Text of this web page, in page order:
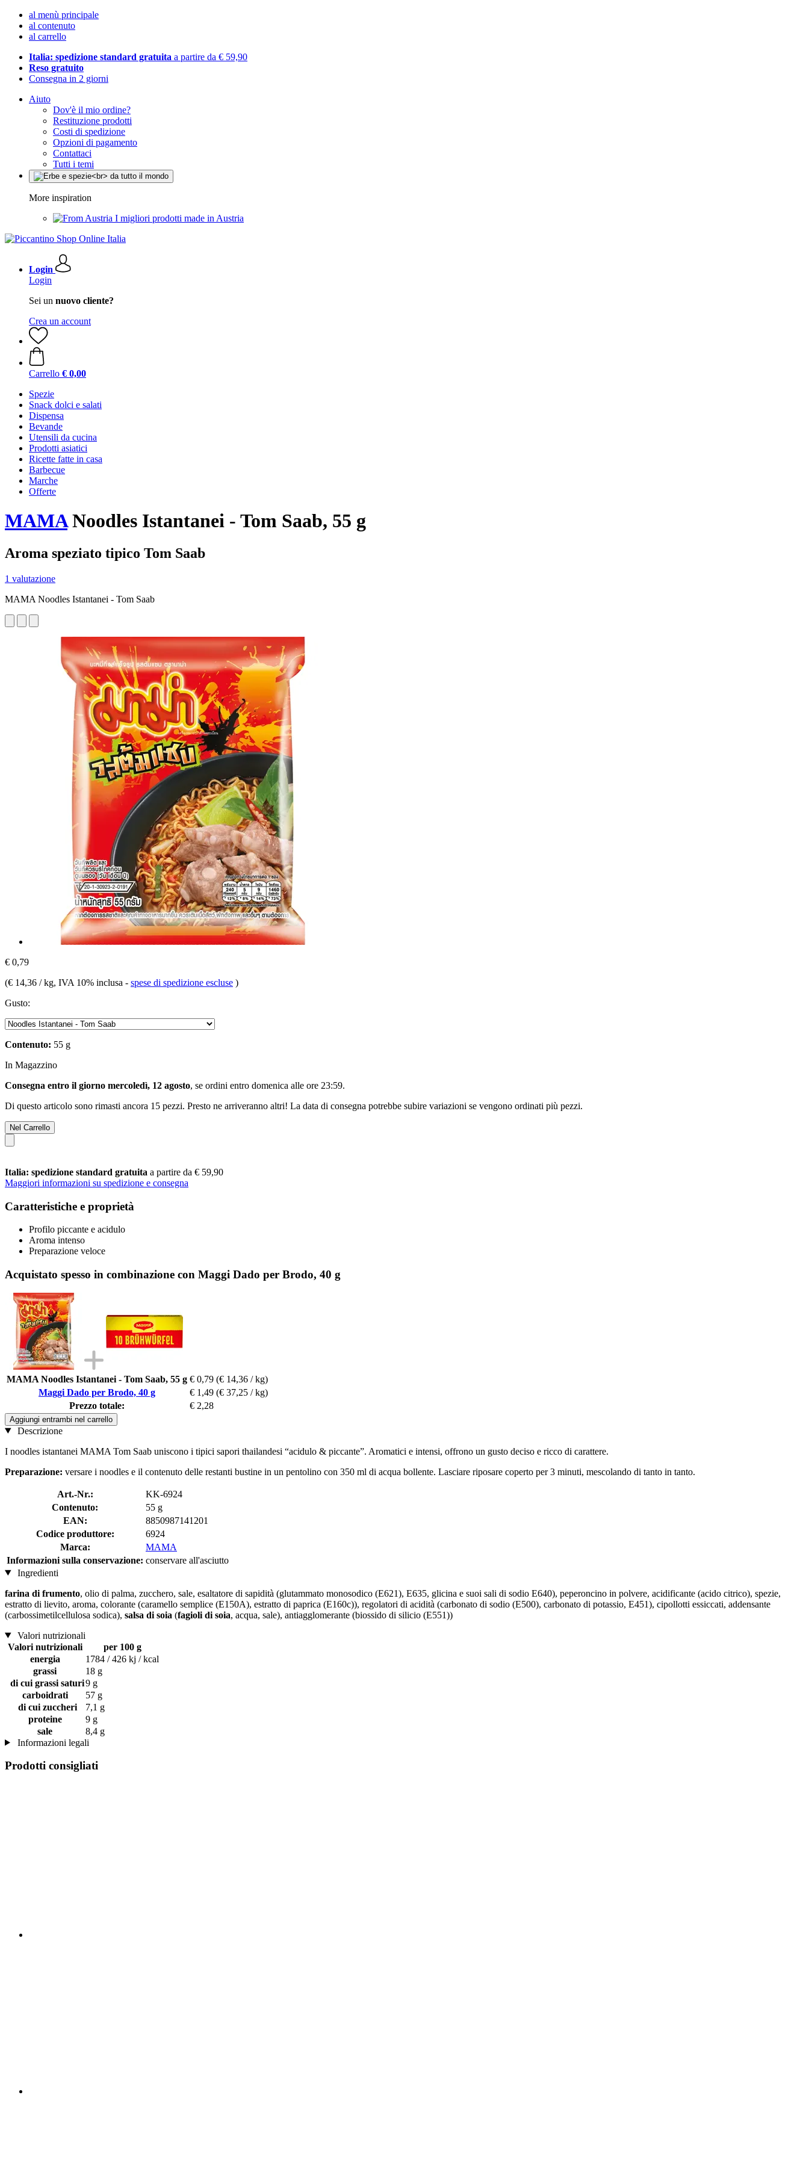
al menù principale
al contenuto
al carrello
Italia: spedizione standard gratuita a partire da € 59,90
Reso gratuito
Consegna in 2 giorni
Aiuto
Dov'è il mio ordine?
Restituzione prodotti
Costi di spedizione
Opzioni di pagamento
Contattaci
Tutti i temi
More inspiration
I migliori prodotti made in Austria
Login
Login
Sei un nuovo cliente?
Crea un account
Carrello € 0,00
Spezie
Snack dolci e salati
Dispensa
Bevande
Utensili da cucina
Prodotti asiatici
Ricette fatte in casa
Barbecue
Marche
Offerte
MAMANoodles Istantanei - Tom Saab, 55 g
Aroma speziato tipico Tom Saab
1 valutazione
MAMA Noodles Istantanei - Tom Saab
€ 0,79
(€ 14,36 / kg, IVA 10% inclusa - spese di spedizione escluse )
Gusto:
Contenuto: 55 g
In Magazzino
Consegna entro il giorno mercoledì, 12 agosto, se ordini entro domenica alle ore 23:59.
Di questo articolo sono rimasti ancora 15 pezzi. Presto ne arriveranno altri! La data di consegna potrebbe subire variazioni se vengono ordinati più pezzi.
Nel Carrello
Italia: spedizione standard gratuita a partire da € 59,90
Maggiori informazioni su spedizione e consegna
Caratteristiche e proprietà
Profilo piccante e acidulo
Aroma intenso
Preparazione veloce
Acquistato spesso in combinazione con Maggi Dado per Brodo, 40 g
MAMA Noodles Istantanei - Tom Saab, 55 g € 0,79 (€ 14,36 / kg)
Maggi Dado per Brodo, 40 g
€ 1,49 (€ 37,25 / kg)
Prezzo totale:
€ 2,28
Aggiungi entrambi nel carrello
Descrizione
I noodles istantanei MAMA Tom Saab uniscono i tipici sapori thailandesi “acidulo & piccante”. Aromatici e intensi, offrono un gusto deciso e ricco di carattere.
Preparazione: versare i noodles e il contenuto delle restanti bustine in un pentolino con 350 ml di acqua bollente. Lasciare riposare coperto per 3 minuti, mescolando di tanto in tanto.
Art.-Nr.:
KK-6924
Contenuto:
55 g
EAN:
8850987141201
Codice produttore:
6924
Marca:
MAMA
Informazioni sulla conservazione: conservare all'asciutto
Ingredienti
farina di frumento, olio di palma, zucchero, sale, esaltatore di sapidità (glutammato monosodico (E621), E635, glicina e suoi sali di sodio E640), peperoncino in polvere, acidificante (acido citrico), spezie,
estratto di lievito, aroma, colorante (caramello semplice (E150A), estratto di paprica (E160c)), regolatori di acidità (carbonato di sodio (E500), carbonato di potassio, E451), cipollotti essiccati, addensante
(carbossimetilcellulosa sodica), salsa di soia (fagioli di soia, acqua, sale), antiagglomerante (biossido di silicio (E551))
Valori nutrizionali
Valori nutrizionali
per 100 g
energia
1784 / 426 kj / kcal
grassi
18 g
di cui grassi saturi9 g
carboidrati
57 g
di cui zuccheri
7,1 g
proteine
9 g
sale
8,4 g
Informazioni legali
Prodotti consigliati